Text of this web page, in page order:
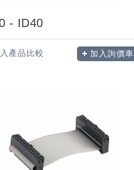
- ID40
產品比較 加入詢價車